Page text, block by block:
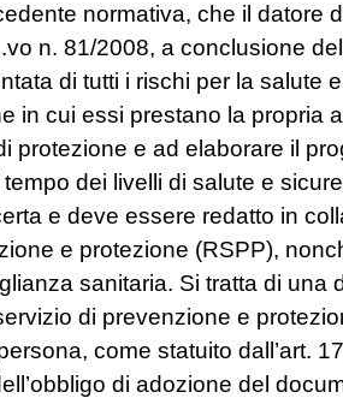
normativa, che il datore
n. 81/2008, a conclusione
di tutti i rischi per la salute
in cui essi prestano la propria
protezione e ad elaborare il
dei livelli di salute e
e deve essere redatto in
e protezione (RSPP),
sanitaria. Si tratta di una
di prevenzione e
come statuito dall’art.
di adozione del